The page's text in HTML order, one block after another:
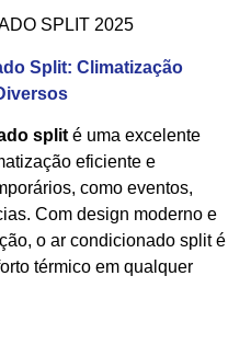
SPLIT 2025
Split: Climatização
split é uma excelente
eficiente e
como eventos,
Com design moderno e
o ar condicionado split é
térmico em qualquer